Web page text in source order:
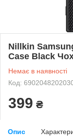
Nillkin
Case Black
Немає в наявності
Код:
399 ₴
Опис